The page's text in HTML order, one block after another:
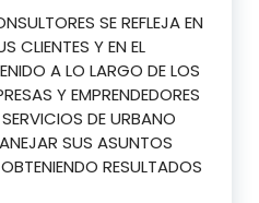
SE REFLEJA EN
CLIENTES Y EN EL
A LO LARGO DE LOS
Y EMPRENDEDORES
DE URBANO
SUS ASUNTOS
RESULTADOS